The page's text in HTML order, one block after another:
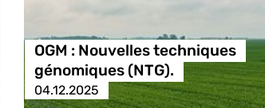
OGM : Nouvelles techniques
génomiques (NTG).
04.12.2025